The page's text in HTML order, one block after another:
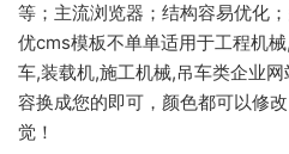
等；主流浏览器；结构容易优化
优cms模板不单单适用于工程机
车,装载机,施工机械,吊车类企业
容换成您的即可，颜色都可以修
觉！